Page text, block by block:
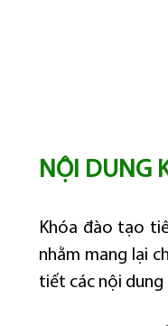
NỘI DUNG
Khóa đào tạo
nhằm mang lại
tiết các nội dung